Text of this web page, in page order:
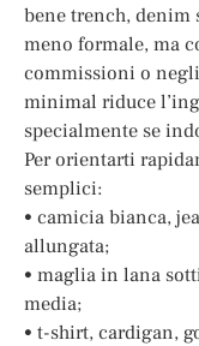
bene trench,
meno formale, ma
commissioni o
minimal riduce
specialmente se
Per orientarti
semplici:
• camicia bianca,
allungata;
• maglia in lana
media;
• t-shirt, cardigan,